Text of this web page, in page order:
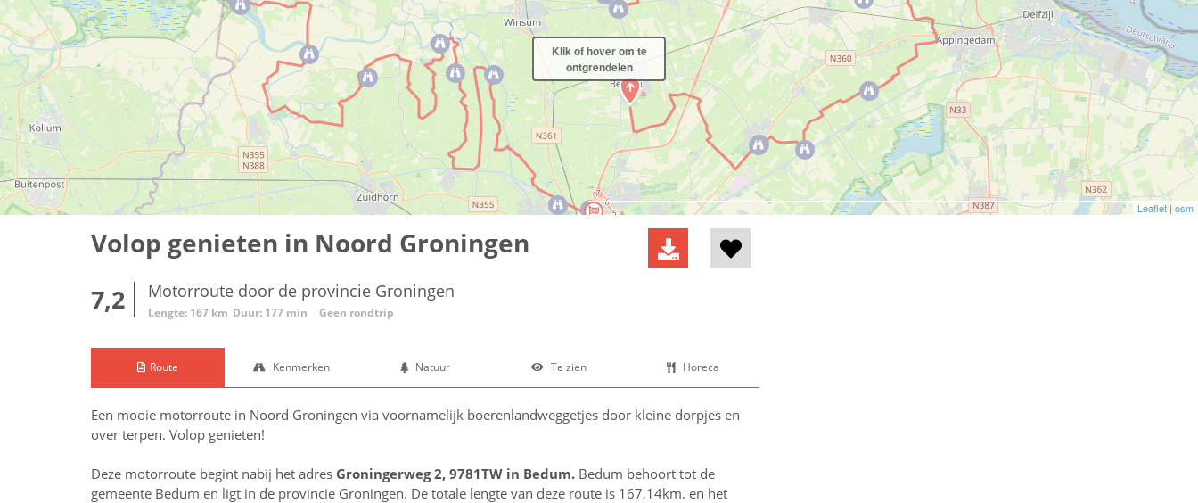
Leaflet | osm
Klik of hover om te
ontgrendelen
Volop genieten in Noord Groningen
7,2 Motorroute door de provincie Groningen
Lengte: 167 km Duur: 177 min Geen rondtrip
Route Kenmerken Natuur Te zien Horeca
Een mooie motorroute in Noord Groningen via voornamelijk boerenlandweggetjes door kleine dorpjes en
over terpen. Volop genieten!
Deze motorroute begint nabij het adres Groningerweg 2, 9781TW in Bedum. Bedum behoort tot de
gemeente Bedum en ligt in de provincie Groningen. De totale lengte van deze route is 167,14km. en het